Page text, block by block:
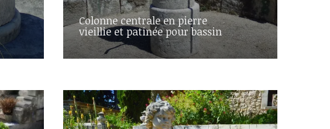
Colonne centrale en pierre
vieillie et patinée pour bassin